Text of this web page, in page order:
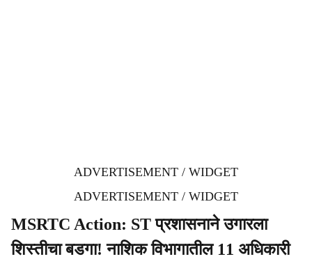
ADVERTISEMENT / WIDGET
ADVERTISEMENT / WIDGET
MSRTC Action: ST प्रशासनाने उगारला
शिस्तीचा बडगा! नाशिक विभागातील 11 अधिकारी